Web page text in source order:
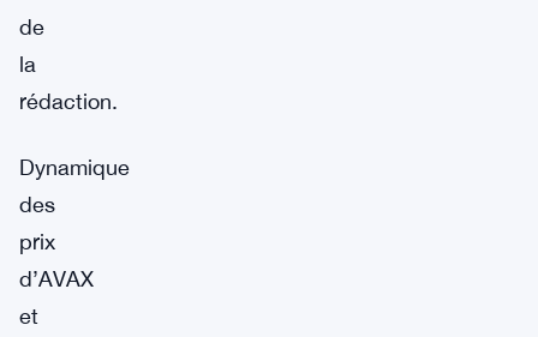
de
la
rédaction.
Dynamique
des
prix
d’AVAX
et